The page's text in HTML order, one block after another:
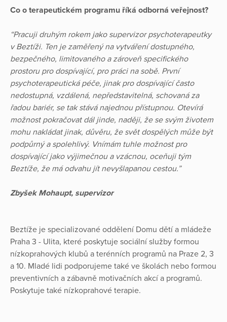
Co o terapeutickém programu říká odborná veřejnost?
“Pracuji druhým rokem jako supervizor psychoterapeutky
v Beztíži. Ten je zaměřený na vytváření dostupného,
bezpečného, limitovaného a zároveň specifického
prostoru pro dospívající, pro práci na sobě. První
psychoterapeutická péče, jinak pro dospívající často
nedostupná, vzdálená, nepředstavitelná, schovaná za
řadou bariér, se tak stává najednou přístupnou. Otevírá
možnost pokračovat dál jinde, naději, že se svým životem
mohu nakládat jinak, důvěru, že svět dospělých může být
podpůrný a spolehlivý. Vnímám tuhle možnost pro
dospívající jako výjimečnou a vzácnou, oceňuji tým
Beztíže, že má odvahu jít nevyšlapanou cestou.”
Zbyšek Mohaupt, supervizor
Beztíže je specializované oddělení Domu dětí a mládeže
Praha 3 - Ulita, které poskytuje sociální služby formou
nízkoprahových klubů a terénních programů na Praze 2, 3
a 10. Mladé lidi podporujeme také ve školách nebo formou
preventivních a zábavně motivačních akcí a programů.
Poskytuje také nízkoprahové terapie.